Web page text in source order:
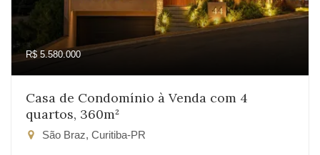
R$ 5.580.000
Casa de Condomínio à Venda com 4
quartos, 360m²
São Braz, Curitiba-PR